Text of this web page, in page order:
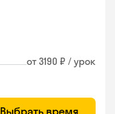
от 3190 ₽ / урок